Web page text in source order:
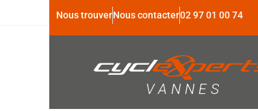
Nous trouverNous contacter02 97 01 00 74
VANNES